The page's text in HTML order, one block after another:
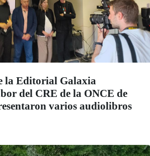
la Editorial Galaxia
del CRE de la ONCE de
varios audiolibros